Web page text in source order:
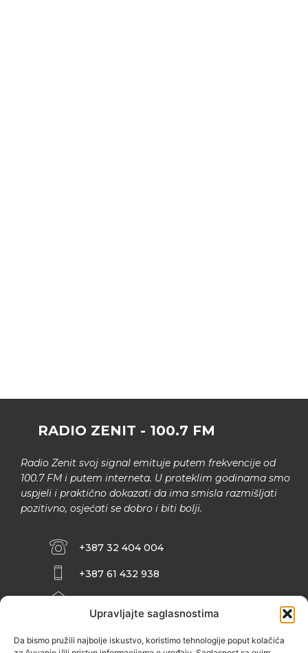
Upravljajte saglasnostima
Da bismo pružili najbolje iskustvo, koristimo tehnologije poput kolačića
RADIO ZENIT - 100.7 FM
Radio Zenit svoj signal emituje putem frekvencije od
100.7 FM i putem interneta. U proteklim godinama smo
uspjeli i praktično dokazati da ima smisla razmišljati
pozitivno, osjećati se dobro i biti bolji.
+387 32 404 004
+387 61 432 938
INFO@ZENIT.BA
ZENIČANKA, 3. SPRAT), 72000 ZENICA